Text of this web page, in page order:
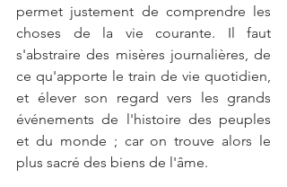
permet justement de comprendre les
choses de la vie courante. Il faut
s'abstraire des misères journalières, de
ce qu'apporte le train de vie quotidien,
et élever son regard vers les grands
événements de l'histoire des peuples
et du monde ; car on trouve alors le
plus sacré des biens de l'âme.